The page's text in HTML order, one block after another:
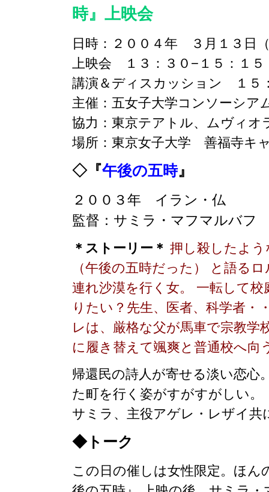
時』上映会
日時：２００４年 ３月１３日
上映会 １３：３０−１５：１５
講演＆ディスカッション １５
主催：五女子大学コンソーシア
協力：東京テアトル、ムヴィオ
場所：東京女子大学 善福寺キ
◇『午後の五時』
２００３年 イラン・仏
監督：サミラ・マフマルバフ
＊ストーリー＊ 押し殺したよ
（午後の五時だった） と語る
連れ沙漠を行く女。 一転して
りたい？先生、医者、科学者・
レは、厳格な父が馬車で宗教
に履き替えて颯爽と普通校へ向
帰還民の詩人が寄せる淡い恋心
た町を行く姿がすがすがしい。
サミラ、主役アゲレ・レザイ共
◆トーク
この日の催しは女性限定。ほん